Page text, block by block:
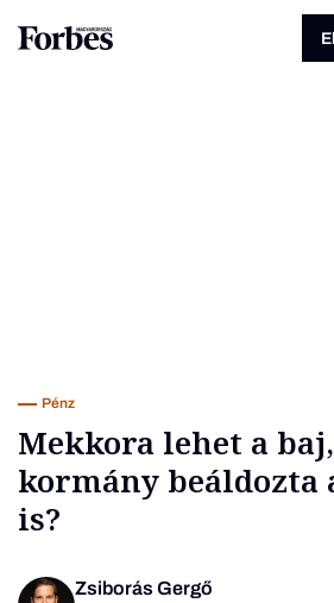
Pénz
Mekkora lehet a
kormány beáldozta
is?
Zsiborás Gergő